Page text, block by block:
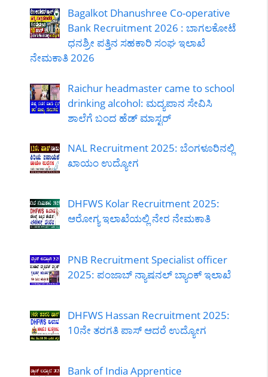
Bagalkot Dhanushree Co-operative
Bank Recruitment 2026 : ಬಾಗಲಕೋಟೆ
ಧನಶ್ರೀ ಪತ್ತಿನ ಸಹಕಾರಿ ಸಂಘ ಇಲಾಖೆ
ನೇಮಕಾತಿ 2026
Raichur headmaster came to school
drinking alcohol: ಮದ್ಯಪಾನ ಸೇವಿಸಿ
ಶಾಲೆಗೆ ಬಂದ ಹೆಡ್ ಮಾಸ್ಟರ್
NAL Recruitment 2025: ಬೆಂಗಳೂರಿನಲ್ಲಿ
ಖಾಯಂ ಉದ್ಯೋಗ
DHFWS Kolar Recruitment 2025:
ಆರೋಗ್ಯ ಇಲಾಖೆಯಲ್ಲಿ ನೇರ ನೇಮಕಾತಿ
PNB Recruitment Specialist officer
2025: ಪಂಜಾಬ್ ನ್ಯಾಷನಲ್ ಬ್ಯಾಂಕ್ ಇಲಾಖೆ
DHFWS Hassan Recruitment 2025:
10ನೇ ತರಗತಿ ಪಾಸ್ ಆದರೆ ಉದ್ಯೋಗ
Bank of India Apprentice